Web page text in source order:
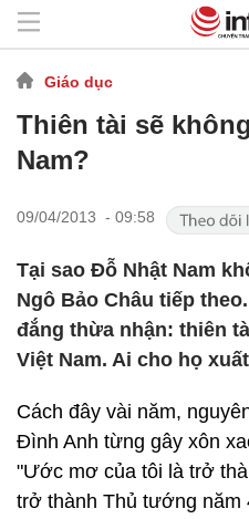
Giáo dục
Thiên tài sẽ
Nam?
09/04/2013 - 09:58
Tại sao Đỗ Nhật Nam
Ngô Bảo Châu tiếp
đắng thừa nhận: thiên
Việt Nam. Ai cho họ
Cách đây vài năm,
Đình Anh từng gây xôn
"Ước mơ của tôi là trở
trở thành Thủ tướng năm